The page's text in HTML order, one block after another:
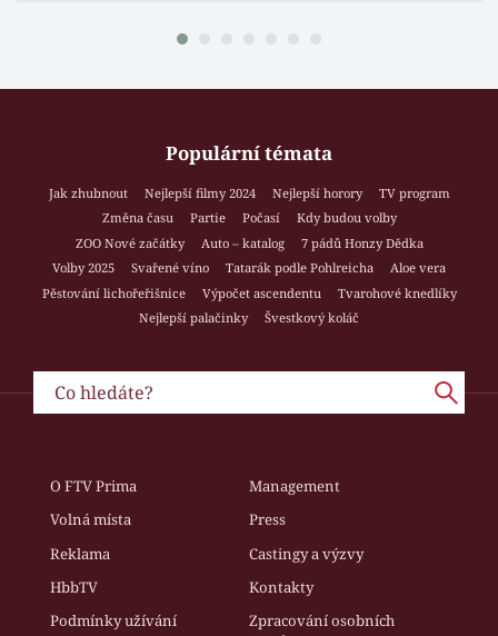
Populární témata
Jak zhubnout Nejlepší filmy 2024 Nejlepší horory
TV program
Změna času
Partie Počasí
Kdy budou volby
ZOO Nové začátky
Auto – katalog
7 pádů Honzy Dědka
Volby 2025
Svařené víno Tatarák podle Pohlreicha
Aloe vera
Pěstování lichořeřišnice
Výpočet ascendentu
Tvarohové knedlíky
Nejlepší palačinky
Švestkový koláč
O FTV Prima
Management
Volná místa
Press
Reklama
Castingy a výzvy
HbbTV
Kontakty
Podmínky užívání
Zpracování osobních